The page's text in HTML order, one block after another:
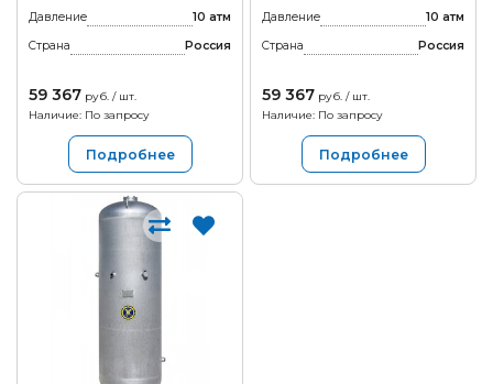
Давление
10 атм
Страна
Россия
59 367 руб. / шт.
Наличие: По запросу
Подробнее
Давление
10 атм
Страна
Россия
59 367 руб. / шт.
Наличие: По запросу
Подробнее